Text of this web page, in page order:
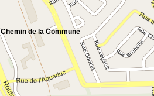
Chemin de la Commune